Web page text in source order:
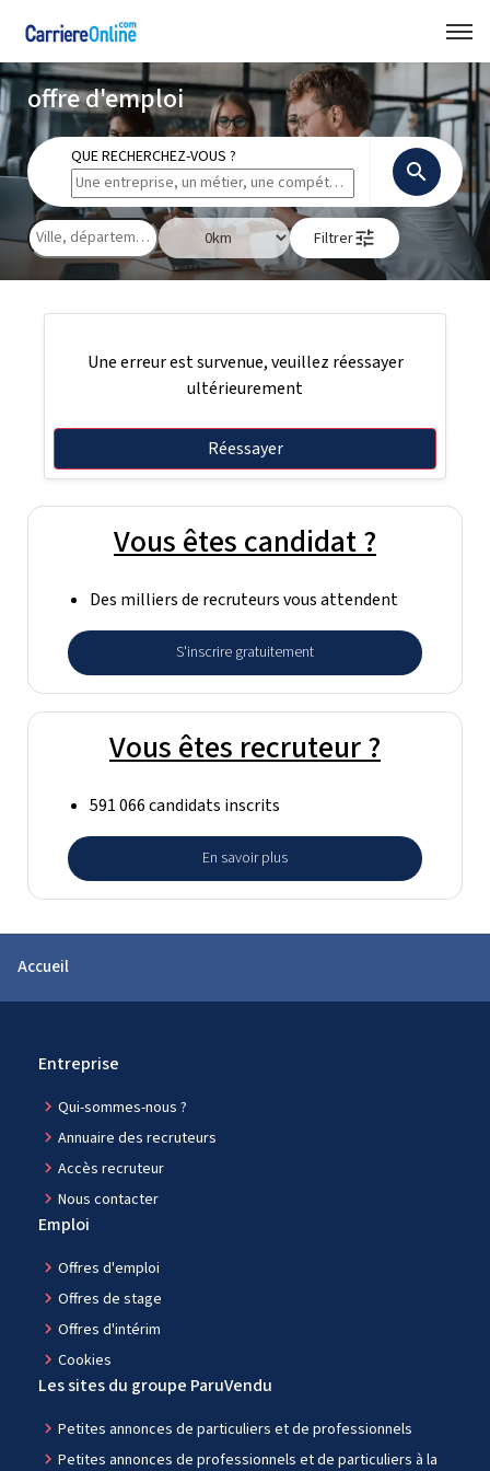
offre d'emploi
QUE RECHERCHEZ-VOUS ?
search
Filtrertune
Une erreur est survenue, veuillez réessayer
ultérieurement
Réessayer
Vous êtes candidat ?
Des milliers de recruteurs vous attendent
S'inscrire gratuitement
Vous êtes recruteur ?
591 066 candidats inscrits
En savoir plus
Accueil
Entreprise
navigate_next Qui-sommes-nous ?
navigate_next Annuaire des recruteurs
navigate_next Accès recruteur
navigate_next Nous contacter
Emploi
navigate_next Offres d'emploi
navigate_next Offres de stage
navigate_next Offres d'intérim
navigate_next Cookies
Les sites du groupe ParuVendu
navigate_next Petites annonces de particuliers et de professionnels
navigate_next Petites annonces de professionnels et de particuliers à la